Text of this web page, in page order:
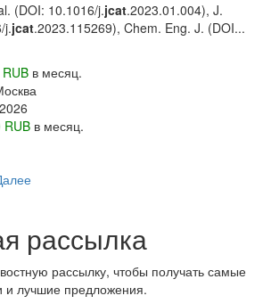
(DOI: 10.1016/j.jcat.2023.01.004), J.
j.jcat.2023.115269), Chem. Eng. J. (DOI...
в месяц.
RUB в месяц.
рассылка
рассылку, чтобы получать самые
и лучшие предложения.